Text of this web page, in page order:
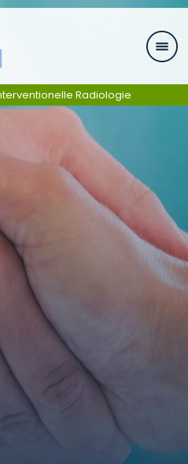
Experten beantworten
Radiologie